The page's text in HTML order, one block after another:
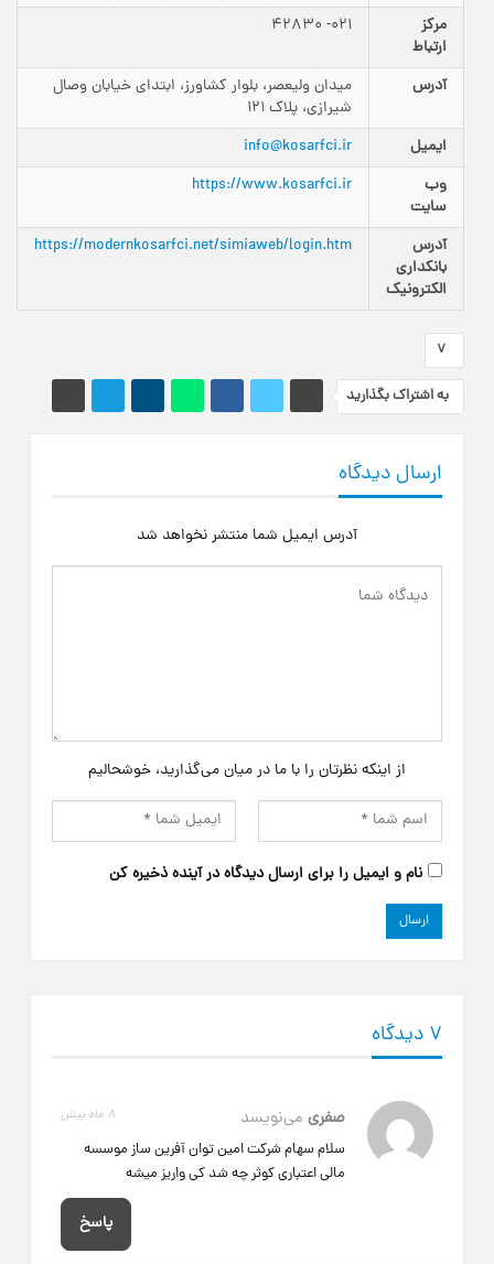
مرکز
ارتباط
021- 42830
آدرس
میدان ولیعصر، بلوار کشاورز، ابتدای خیابان وصال
شیرازی، پلاک 121
ایمیل
info@kosarfci.ir
وب
سایت
https://www.kosarfci.ir
آدرس
بانکداری‌
الکترونیک
https://modernkosarfci.net/simiaweb/login.htm
7
به اشتراک بگذارید
ارسال دیدگاه
آدرس ایمیل شما منتشر نخواهد شد
از اینکه نظرتان را با ما در میان می‌گذارید، خوشحالیم
نام و ایمیل را برای ارسال دیدگاه در آینده ذخیره کن
7 دیدگاه
صفری می‌نویسد 8 ماه پیش
سلام سهام شرکت امین توان آفرین ساز موسسه
مالی اعتباری کوثر چه شد کی واریز میشه
پاسخ